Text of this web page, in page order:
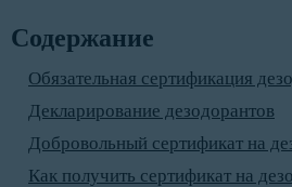
Содержание
Обязательная сертификация
Декларирование дезодорантов
Добровольный сертификат на
Как получить сертификат на